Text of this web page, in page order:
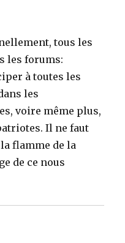
tous les
les forums:
à toutes les
les
voire même plus,
Il ne faut
flamme de la
de ce nous